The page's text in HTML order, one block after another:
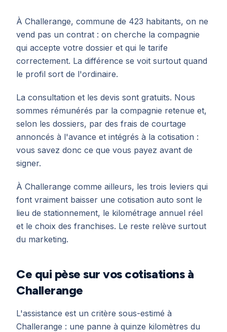
À Challerange, commune de 423 habitants, on ne
vend pas un contrat : on cherche la compagnie
qui accepte votre dossier et qui le tarife
correctement. La différence se voit surtout quand
le profil sort de l'ordinaire.
La consultation et les devis sont gratuits. Nous
sommes rémunérés par la compagnie retenue et,
selon les dossiers, par des frais de courtage
annoncés à l'avance et intégrés à la cotisation :
vous savez donc ce que vous payez avant de
signer.
À Challerange comme ailleurs, les trois leviers qui
font vraiment baisser une cotisation auto sont le
lieu de stationnement, le kilométrage annuel réel
et le choix des franchises. Le reste relève surtout
du marketing.
Ce qui pèse sur vos cotisations à
Challerange
L'assistance est un critère sous-estimé à
Challerange : une panne à quinze kilomètres du